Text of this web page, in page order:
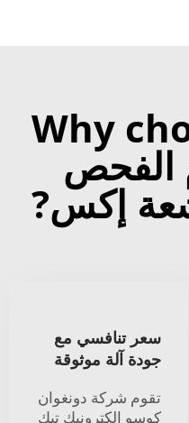
Why
الفحص
إكس?
سعر تنافسي مع
جودة آلة موثوقة
تقوم شركة دونغوان
كوسو إلكترونيك تيك